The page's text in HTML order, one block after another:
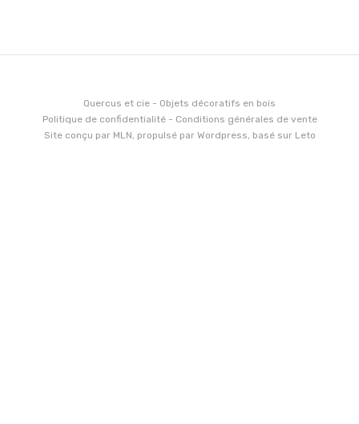
Quercus et cie - Objets décoratifs en bois
Politique de confidentialité- Conditions générales de vente
Site conçu par MLN , propulsé par Wordpress , basé sur Leto